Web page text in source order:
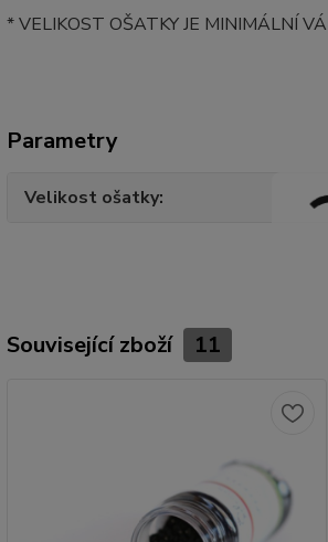
* VELIKOST OŠATKY JE MINIMÁLNÍ
Parametry
Velikost ošatky
Související zboží 11